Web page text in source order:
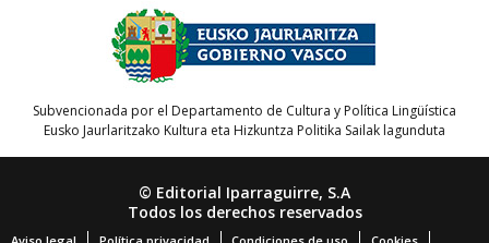
Subvencionada por el Departamento de Cultura y Política Lingüística
Eusko Jaurlaritzako Kultura eta Hizkuntza Politika Sailak lagunduta
© Editorial Iparraguirre, S.A
Todos los derechos reservados